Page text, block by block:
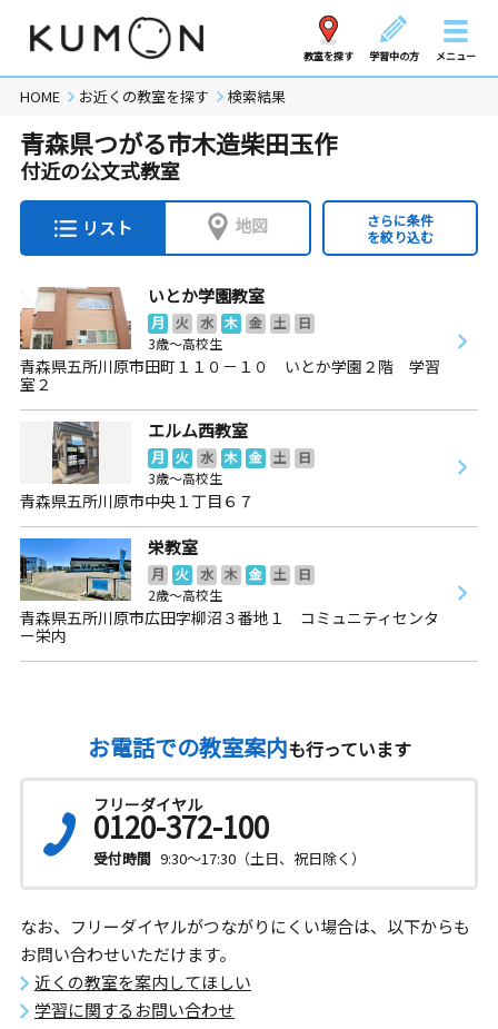
教室を探す 学習中の方 メニュー
HOME お近くの教室を探す 検索結果
青森県つがる市木造柴田玉作
付近の公文式教室
リスト 地図
さらに条件
を絞り込む
いとか学園教室
月 火 水 木 金 土
日
3歳～高校生
青森県五所川原市田町１１０－１０ いとか学園２階 学習
室２
エルム西教室
月 火 水 木 金 土
日
3歳～高校生
青森県五所川原市中央１丁目６７
栄教室
月 火 水 木 金 土
日
2歳～高校生
青森県五所川原市広田字柳沼３番地１ コミュニティセンタ
ー栄内
お電話での教室案内も行っています
フリーダイヤル
0120-372-100
受付時間 9:30～17:30（土日、祝日除く）
なお、フリーダイヤルがつながりにくい場合は、以下からも
お問い合わせいただけます。
近くの教室を案内してほしい
学習に関するお問い合わせ